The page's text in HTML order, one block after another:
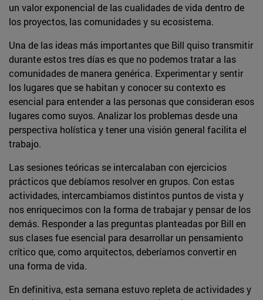
un valor exponencial de las cualidades de vida dentro de
los proyectos, las comunidades y su ecosistema.
Una de las ideas más importantes que Bill quiso transmitir
durante estos tres días es que no podemos tratar a las
comunidades de manera genérica. Experimentar y sentir
los lugares que se habitan y conocer su contexto es
esencial para entender a las personas que consideran esos
lugares como suyos. Analizar los problemas desde una
perspectiva holística y tener una visión general facilita el
trabajo.
Las sesiones teóricas se intercalaban con ejercicios
prácticos que debíamos resolver en grupos. Con estas
actividades, intercambiamos distintos puntos de vista y
nos enriquecimos con la forma de trabajar y pensar de los
demás. Responder a las preguntas planteadas por Bill en
sus clases fue esencial para desarrollar un pensamiento
crítico que, como arquitectos, deberíamos convertir en
una forma de vida.
En definitiva, esta semana estuvo repleta de actividades y